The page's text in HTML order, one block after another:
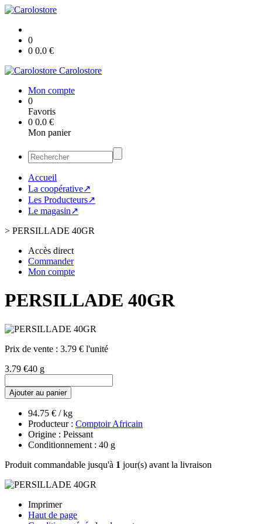
0
0 0.0 €
Carolostore
Mon compte
0
Favoris
0 0.0 €
Mon panier
Accueil
La coopérative↗
Les Producteurs↗
Le magasin↗
> PERSILLADE 40GR
Accès direct
Commander
Mon compte
PERSILLADE 40GR
Prix de vente : 3.79 € l'unité
3.79 €40 g
Ajouter au panier
94.75 € / kg
Producteur : Comptoir Africain
Origine : Peissant
Conditionnement : 40 g
Produit commandable jusqu'à 1 jour(s) avant la livraison
Imprimer
Haut de page